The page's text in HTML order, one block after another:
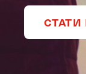
СТАТИ